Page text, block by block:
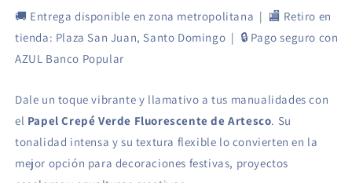
🚚 Entrega disponible en zona metropolitana | 🏬 Retiro en
tienda: Plaza San Juan, Santo Domingo | 🔒 Pago seguro con
AZUL Banco Popular
Dale un toque vibrante y llamativo a tus manualidades con
el Papel Crepé Verde Fluorescente de Artesco. Su
tonalidad intensa y su textura flexible lo convierten en la
mejor opción para decoraciones festivas, proyectos